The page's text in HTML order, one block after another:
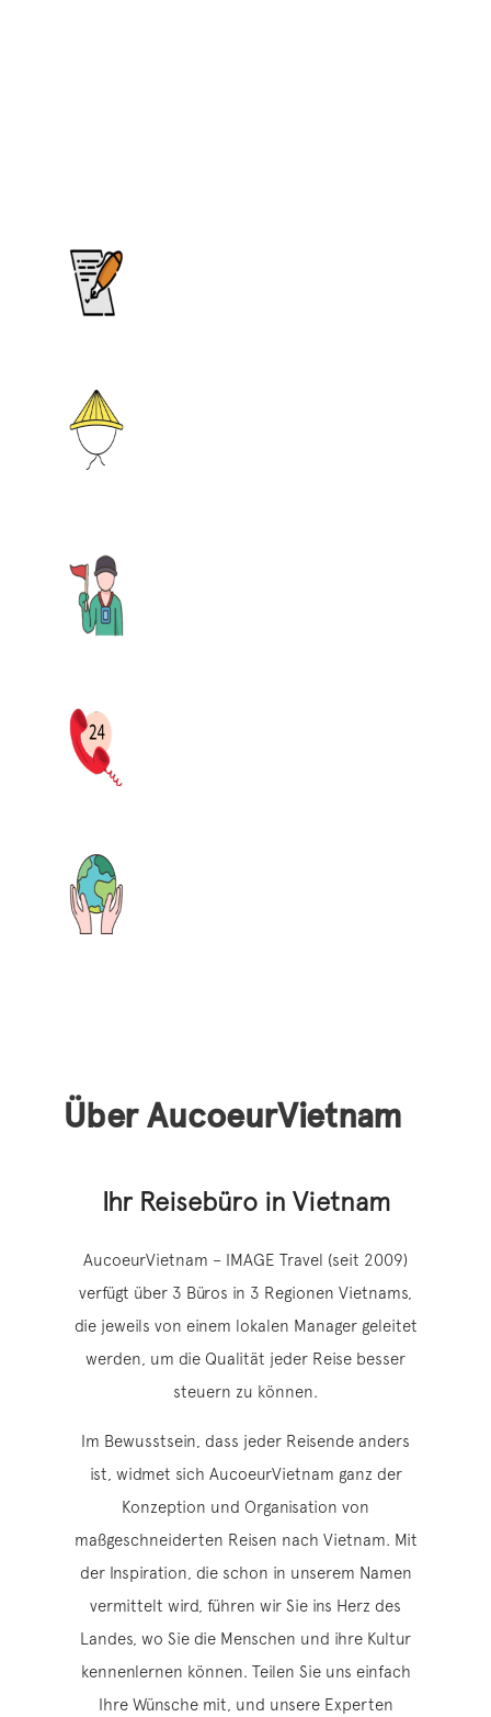
Über AucoeurVietnam
Ihr Reisebüro in Vietnam
AucoeurVietnam – IMAGE Travel (seit 2009)
verfügt über 3 Büros in 3 Regionen Vietnams,
die jeweils von einem lokalen Manager geleitet
werden, um die Qualität jeder Reise besser
steuern zu können.
Im Bewusstsein, dass jeder Reisende anders
ist, widmet sich AucoeurVietnam ganz der
Konzeption und Organisation von
maßgeschneiderten Reisen nach Vietnam. Mit
der Inspiration, die schon in unserem Namen
vermittelt wird, führen wir Sie ins Herz des
Landes, wo Sie die Menschen und ihre Kultur
kennenlernen können. Teilen Sie uns einfach
Ihre Wünsche mit, und unsere Experten